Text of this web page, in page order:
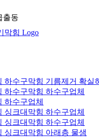
출동
하수구막힘 기름제거 확실
하수구막힘 하수구업체
하수구업체
싱크대막힘 하수구업체
싱크대막힘 하수구업체
싱크대막힘 아래층 물샘